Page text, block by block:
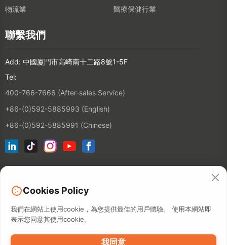
物流業
醫療保健行業
聯繫我們
Add: 中國廈門市高崎南十二路8號1-5F
Tel:
400-766-7666 (After-sales Service)
+86-(0)592-5885993 (English)
+86-(0)592-5885991 (Chinese)
Cookies Policy
我們在網站上使用cookie，為您提供最佳的用戶體驗。 使用本網站即
表示您同意其使用cookie。
我同意